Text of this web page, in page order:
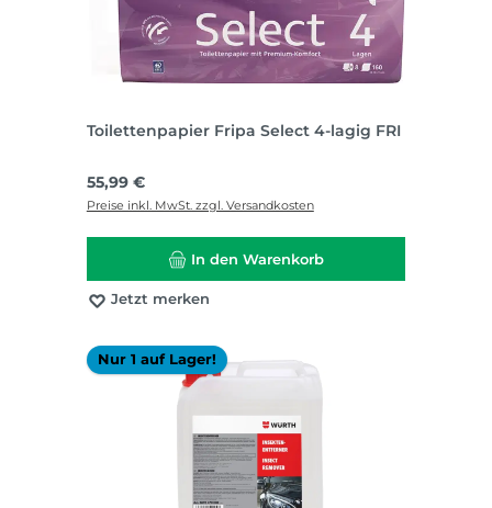
Toilettenpapier Fripa Select 4-lagig FRI
Regulärer Preis:
55,99 €
Preise inkl. MwSt. zzgl. Versandkosten
In den Warenkorb
Jetzt merken
Nur 1 auf Lager!